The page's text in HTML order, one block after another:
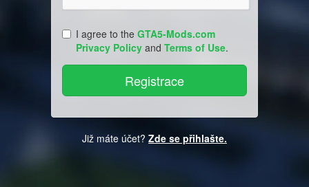
I agree to the GTA5-Mods.com
Privacy Policy and Terms of Use.
Již máte účet? Zde se přihlašte.